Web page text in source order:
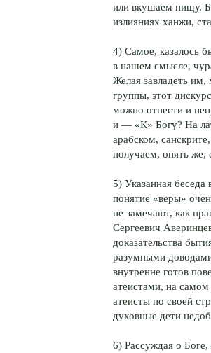
или вкушаем пищу.
излияниях ханжи,
4) Самое, казалось
в нашем смысле,
Желая завладеть им,
группы, этот
можно отнести и
и — «К» Богу? На
арабском,
получаем, опять
5) Указанная беседа
понятие «веры»
не замечают, как
Сергеевич
доказательства
разумными
внутренне готов
атеистами, на
атеисты по своей
духовные дети
6) Рассуждая о